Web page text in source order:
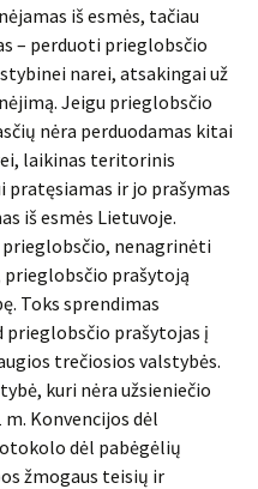
iš esmės, tačiau
– perduoti prieglobsčio
narei, atsakingai už
Jeigu prieglobsčio
nėra perduodamas kitai
laikinas teritorinis
ir jo prašymas
iš esmės Lietuvoje.
nenagrinėti
prieglobsčio prašytoją
Toks sprendimas
prašytojas į
trečiosios valstybės.
kuri nėra užsieniečio
Konvencijos dėl
dėl pabėgėlių
žmogaus teisių ir